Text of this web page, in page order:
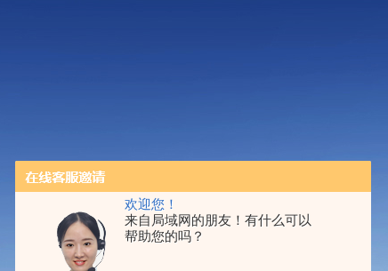
欢迎您！
来自局域网的朋友！有什么可以
帮助您的吗？